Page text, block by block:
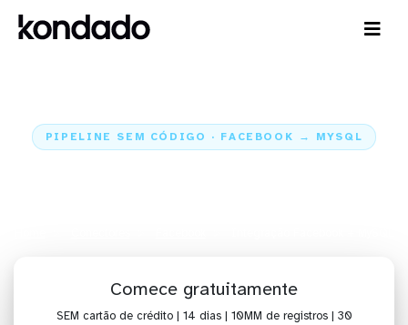
PIPELINE SEM CÓDIGO · FACEBOOK → MYSQL
Comece gratuitamente
SEM cartão de crédito | 14 dias | 10MM de registros | 30